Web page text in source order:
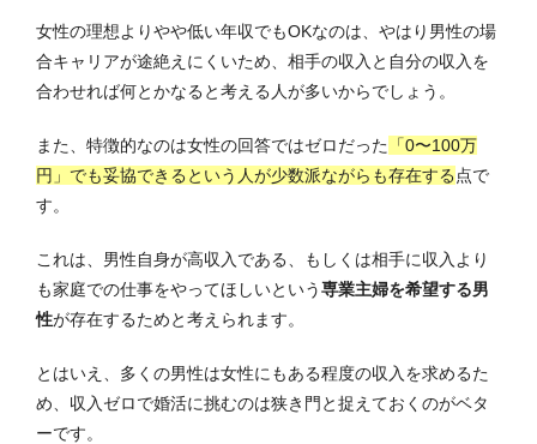
女性の理想よりやや低い年収でもOKなのは、やはり男性の場
合キャリアが途絶えにくいため、相手の収入と自分の収入を
合わせれば何とかなると考える人が多いからでしょう。
また、 特徴的なのは女性の回答ではゼロだった 「0〜100万
円」でも妥協できるという人が少数派ながらも存在する 点で
す。
これは、男性自身が高収入である、もしくは相手に収入より
も家庭での仕事をやってほしいという専業主婦を希望する男
性が存在するためと考えられます。
とはいえ、多くの男性は女性にもある程度の収入を求めるた
め、収入ゼロで婚活に挑むのは狭き門と捉えておくのがベタ
ーです。